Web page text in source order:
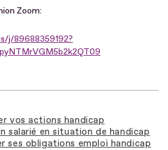
Zoom:
j/89688359192?
vos actions handicap
salarié en situation de handicap
ses obligations emploi handicap